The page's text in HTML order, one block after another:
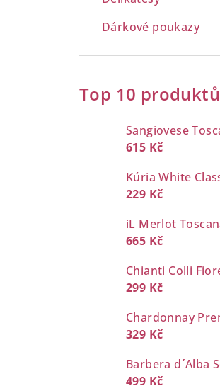
Dárkové poukazy
Top 10 produktů
615 Kč
229 Kč
665 Kč
299 Kč
329 Kč
499 Kč